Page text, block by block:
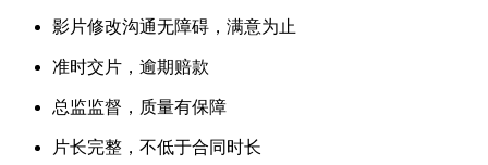
影片修改沟通无障碍，满意为止
准时交片，逾期赔款
总监监督，质量有保障
片长完整，不低于合同时长